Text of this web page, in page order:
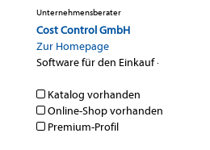
Unternehmensberater
Cost Control GmbH
Zur Homepage
Software für den Einkauf·
Katalog vorhanden
Online-Shop vorhanden
Premium-Profil